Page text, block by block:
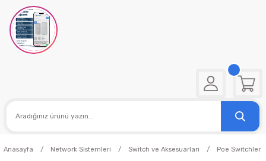
Anasayfa Network Sistemleri Switch ve Aksesuarları Poe Switchler